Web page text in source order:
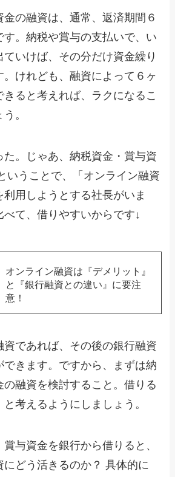
の融資は、通常、返済期間６
す。納税や賞与の支払いで、い
いけば、その分だけ資金繰り
。けれども、融資によって６ヶ
きると考えれば、ラクになるこ
。
た。じゃあ、納税資金・賞与資
いうことで、「オンライン融資
利用しようとする社長がいま
て、借りやすいからです↓
オンライン融資は『デメリット』
と『銀行融資との違い』に要注
意！
資であれば、その後の銀行融資
できます。ですから、まずは納
融資を検討すること。借りる
考えるようにしましょう。
与資金を銀行から借りると、
にどう活きるのか？ 具体的に